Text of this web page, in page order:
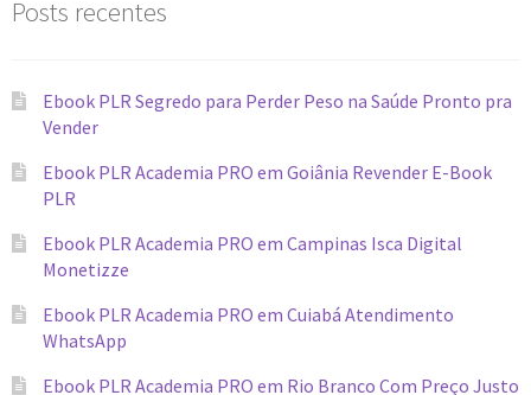
Posts recentes
Ebook PLR Segredo para Perder Peso na Saúde Pronto pra
Vender
Ebook PLR Academia PRO em Goiânia Revender E-Book
PLR
Ebook PLR Academia PRO em Campinas Isca Digital
Monetizze
Ebook PLR Academia PRO em Cuiabá Atendimento
WhatsApp
Ebook PLR Academia PRO em Rio Branco Com Preço Justo